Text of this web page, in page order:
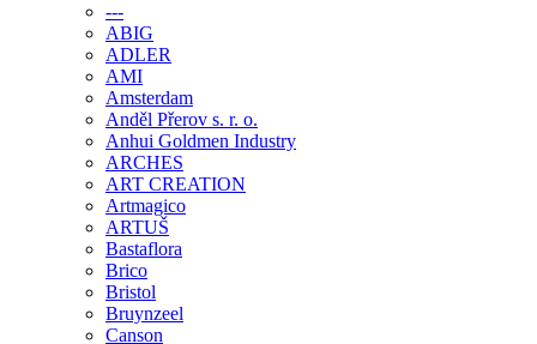
---
ABIG
ADLER
AMI
Amsterdam
Anděl Přerov s. r. o.
Anhui Goldmen Industry
ARCHES
ART CREATION
Artmagico
ARTUŠ
Bastaflora
Brico
Bristol
Bruynzeel
Canson